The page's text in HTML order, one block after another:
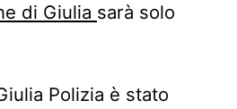
di Giulia sarà solo
Polizia è stato